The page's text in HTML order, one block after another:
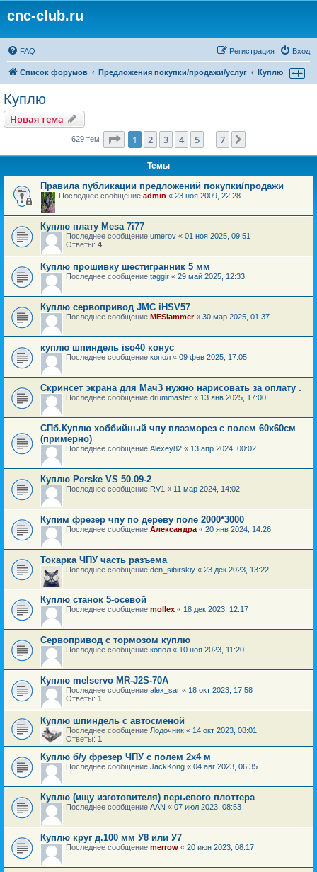
cnc-club.ru
FAQ Вход
Регистрация
Список форумов Предложения покупки/продажи/услуг Куплю
Куплю
Новая тема
629 тем Страница из
1 2 3 4 5 7
Темы
Правила публикации предложений покупки/продажи
Последнее сообщение admin « 23 ноя 2009, 22:28
Куплю плату Mesa 7i77
Последнее сообщение umerov « 01 ноя 2025, 09:51
Ответы: 4
Куплю прошивку шестигранник 5 мм
Последнее сообщение taggir « 29 май 2025, 12:33
Куплю сервопривод JMC iHSV57
Последнее сообщение MESlammer« 30 мар 2025, 01:37
куплю шпиндель iso40 конус
Последнее сообщение копол « 09 фев 2025, 17:05
Скринсет экрана для Мач3 нужно нарисовать за оплату .
Последнее сообщение drummaster « 13 янв 2025, 17:00
СПб.Куплю хоббийный чпу плазморез с полем 60х60см
(примерно)
Последнее сообщение Alexey82 « 13 апр 2024, 00:02
Куплю Perske VS 50.09-2
Последнее сообщение RV1 « 11 мар 2024, 14:02
Купим фрезер чпу по дереву поле 2000*3000
Последнее сообщение Александра « 20 янв 2024, 14:26
Токарка ЧПУ часть разъема
Последнее сообщение den_sibirskiy « 23 дек 2023, 13:22
Куплю станок 5-осевой
Последнее сообщение mollex « 18 дек 2023, 12:17
Сервопривод с тормозом куплю
Последнее сообщение копол « 10 ноя 2023, 11:20
Куплю melservo MR-J2S-70A
Последнее сообщение alex_sar « 18 окт 2023, 17:58
Ответы: 1
Куплю шпиндель с автосменой
Последнее сообщение Лодочник « 14 окт 2023, 08:01
Ответы: 1
Куплю б/у фрезер ЧПУ с полем 2х4 м
Последнее сообщение JackKong « 04 авг 2023, 06:35
Куплю (ищу изготовителя) перьевого плоттера
Последнее сообщение AAN « 07 июл 2023, 08:53
Куплю круг д.100 мм У8 или У7
Последнее сообщение merrow « 20 июн 2023, 08:17